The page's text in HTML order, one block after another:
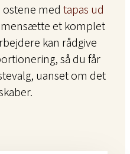
ostene med tapas ud
et komplet
kan rådgive
så du får
uanset om det